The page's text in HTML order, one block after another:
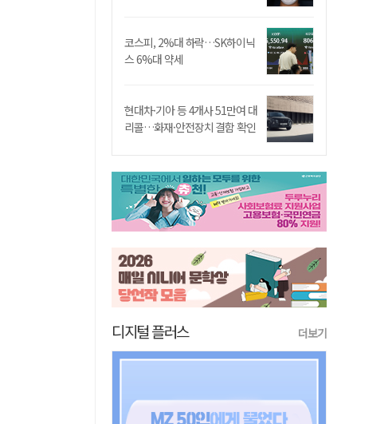
코스피, 2%대 하락…SK하이닉
스 6%대 약세
현대차·기아 등 4개사 51만여 대
리콜…화재·안전장치 결함 확인
디지털 플러스 더보기